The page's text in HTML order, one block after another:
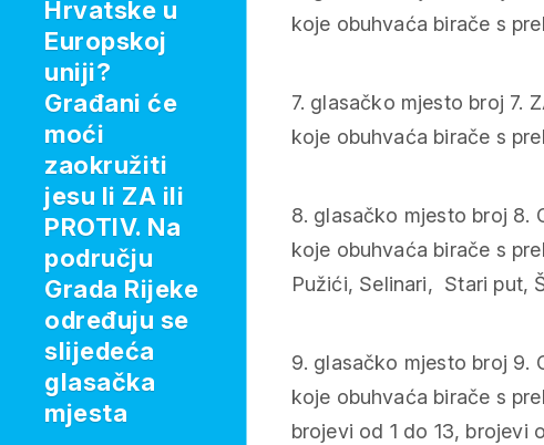
koje obuhvaća birače s
7. glasačko mjesto broj 7.
koje obuhvaća birače s
8. glasačko mjesto broj 8.
koje obuhvaća birače s
Pužići, Selinari, Stari put,
9. glasačko mjesto broj 9.
koje obuhvaća birače s
brojevi od 1 do 13, brojevi
Hrvatske u
Europskoj
uniji?
Građani će
moći
zaokružiti
jesu li ZA ili
PROTIV. Na
području
Grada Rijeke
određuju se
slijedeća
glasačka
mjesta